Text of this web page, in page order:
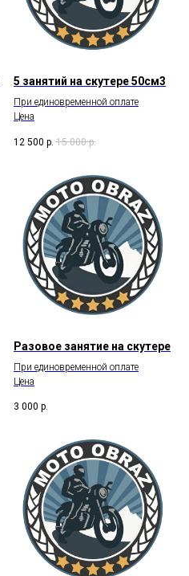
5 занятий на скутере 50см3
При единовременной оплате
Цена
12 500 р. 15 000 р.
Разовое занятие на скутере
При единовременной оплате
Цена
3 000 р.